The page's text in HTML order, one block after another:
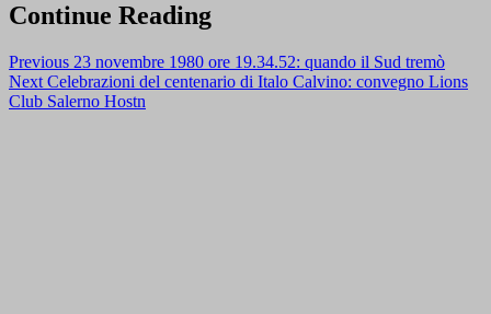
Continue Reading
Previous 23 novembre 1980 ore 19.34.52: quando il Sud tremò
Next Celebrazioni del centenario di Italo Calvino: convegno Lions
Club Salerno Hostn